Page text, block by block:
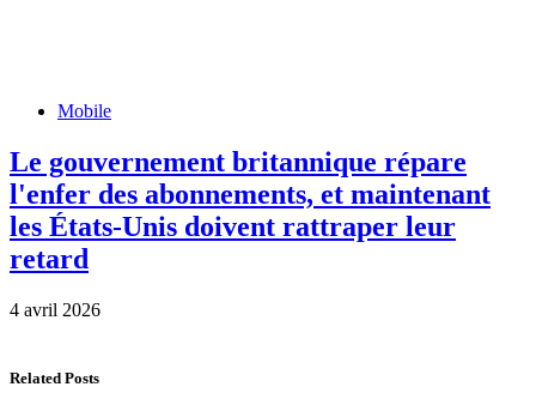
Mobile
Le gouvernement britannique répare
l'enfer des abonnements, et maintenant
les États-Unis doivent rattraper leur
retard
4 avril 2026
Related Posts